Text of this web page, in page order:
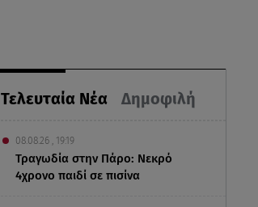
Τελευταία Νέα Δημοφιλή
08.08.26 , 19:19
Τραγωδία στην Πάρο: Νεκρό
4χρονο παιδί σε πισίνα